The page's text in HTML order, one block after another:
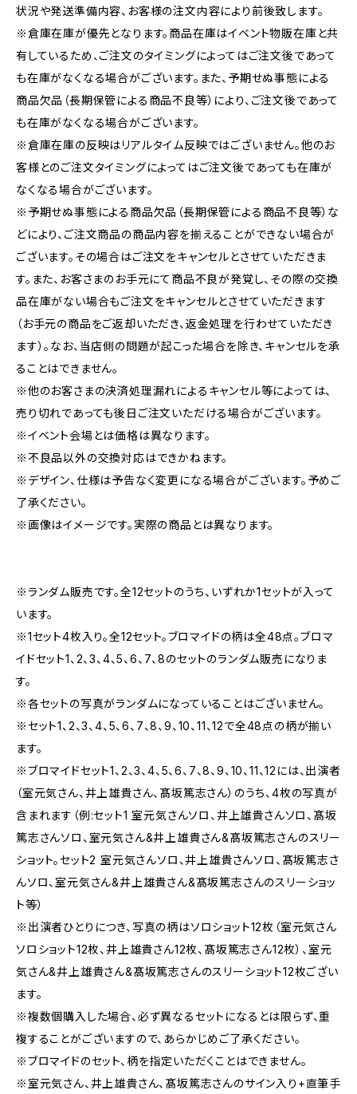
状況や発送準備内容、お客様の注文内容により前後致します。
※倉庫在庫が優先となります。商品在庫はイベント物販在庫と共
有しているため、ご注文のタイミングによってはご注文後であって
も在庫がなくなる場合がございます。また、予期せぬ事態による
商品欠品（長期保管による商品不良等）により、ご注文後であって
も在庫がなくなる場合がございます。
※倉庫在庫の反映はリアルタイム反映ではございません。他のお
客様とのご注文タイミングによってはご注文後であっても在庫が
なくなる場合がございます。
※予期せぬ事態による商品欠品（長期保管による商品不良等）な
どにより、ご注文商品の商品内容を揃えることができない場合が
ございます。その場合はご注文をキャンセルとさせていただきま
す。また、お客さまのお手元にて商品不良が発覚し、その際の交換
品在庫がない場合もご注文をキャンセルとさせていただきます
（お手元の商品をご返却いただき、返金処理を行わせていただき
ます）。なお、当店側の問題が起こった場合を除き、キャンセルを承
ることはできません。
※他のお客さまの決済処理漏れによるキャンセル等によっては、
売り切れであっても後日ご注文いただける場合がございます。
※イベント会場とは価格は異なります。
※不良品以外の交換対応はできかねます。
※デザイン、仕様は予告なく変更になる場合がございます。予めご
了承ください。
※画像はイメージです。実際の商品とは異なります。
※ランダム販売です。全12セットのうち、いずれか1セットが入って
います。
※1セット4枚入り。全12セット。ブロマイドの柄は全48点。ブロマ
イドセット1、2、3、4、5、6、7、8のセットのランダム販売になりま
す。
※各セットの写真がランダムになっていることはございません。
※セット1、2、3、4、5、6、7、8、9、10、11、12で全48点の柄が揃い
ます。
※ブロマイドセット1、2、3、4、5、6、7、8、9、10、11、12には、出演者
（室元気さん、井上雄貴さん、髙坂篤志さん）のうち、4枚の写真が
含まれます（例:セット1 室元気さんソロ、井上雄貴さんソロ、髙坂
篤志さんソロ、室元気さん&井上雄貴さん&髙坂篤志さんのスリー
ショット。セット2 室元気さんソロ、井上雄貴さんソロ、髙坂篤志さ
んソロ、室元気さん&井上雄貴さん&髙坂篤志さんのスリーショッ
ト等）
※出演者ひとりにつき、写真の柄はソロショット12枚（室元気さん
ソロショット12枚、井上雄貴さん12枚、髙坂篤志さん12枚）、室元
気さん&井上雄貴さん&髙坂篤志さんのスリーショット12枚ござい
ます。
※複数個購入した場合、必ず異なるセットになるとは限らず、重
複することがございますので、あらかじめご了承ください。
※ブロマイドのセット、柄を指定いただくことはできません。
※室元気さん、井上雄貴さん、髙坂篤志さんのサイン入り+直筆手